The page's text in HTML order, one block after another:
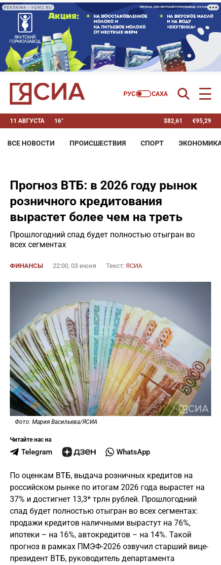
РЕКЛАМА • YGMZ.RU
11 АВГУСТА 16° $82,61 €95,29
ВСЕ НОВОСТИ ПРОИСШЕСТВИЯ СПОРТ
Прогноз ВТБ: в 2026 году рынок
розничного кредитования
вырастет более чем на треть
Прошлогодний спад будет полностью отыгран во
всех сегментах
ФИНАНСЫ 22:00, 03 июня Текст: ЯСИА
Фото: Мария Васильева/ЯСИА
Читайте нас на
Telegram WhatsApp
По оценкам ВТБ, выдача розничных кредитов на
российском рынке по итогам 2026 года вырастет на
37% и достигнет 13,3* трлн рублей. Прошлогодний
спад будет полностью отыгран во всех сегментах:
продажи кредитов наличными вырастут на 76%,
ипотеки – на 16%, автокредитов – на 14%. Такой
прогноз в рамках ПМЭФ-2026 озвучил старший вице-
президент ВТБ, руководитель департамента